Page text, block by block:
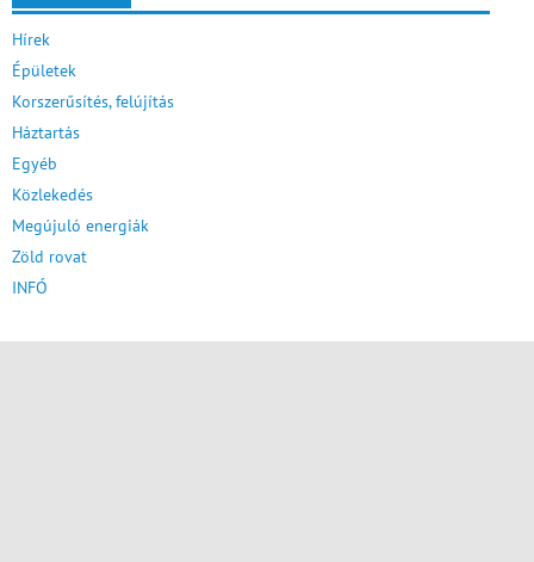
Hírek
Épületek
Korszerűsítés, felújítás
Háztartás
Egyéb
Közlekedés
Megújuló energiák
Zöld rovat
INFÓ